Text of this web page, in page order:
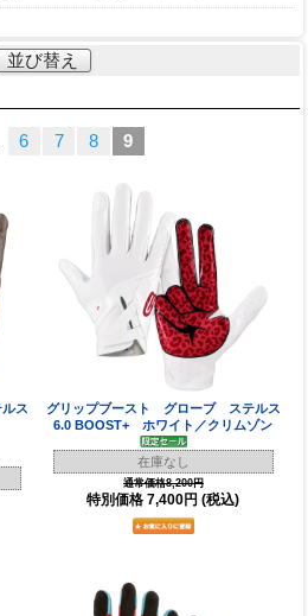
並び替え
6 7 8 9
ス
グリップブースト グローブ ステルス
6.0 BOOST+ ホワイト／クリムゾン
在庫なし
通常価格8,200円
特別価格 7,400円 (税込)